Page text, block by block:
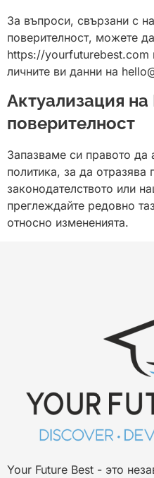
За въпроси, свързани с
поверителност, можете
https://yourfuturebest.com
личните ви данни на
Актуализация
поверителност
Запазваме си правото да
политика, за да отразява
законодателството или
преглеждайте редовно
относно измененията.
Your Future Best - это